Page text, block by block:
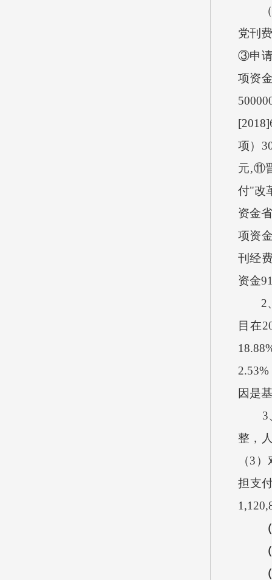
党刊
③申
项资
项）
元,⑪
付"改
资金
项资
刊经
资金
2
目在
2.53%
因是
3
整，
（3 ）
担支